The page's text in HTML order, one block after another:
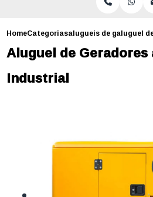
HomeCategoriasalugueis de geradores
aluguel
Aluguel de
Industrial